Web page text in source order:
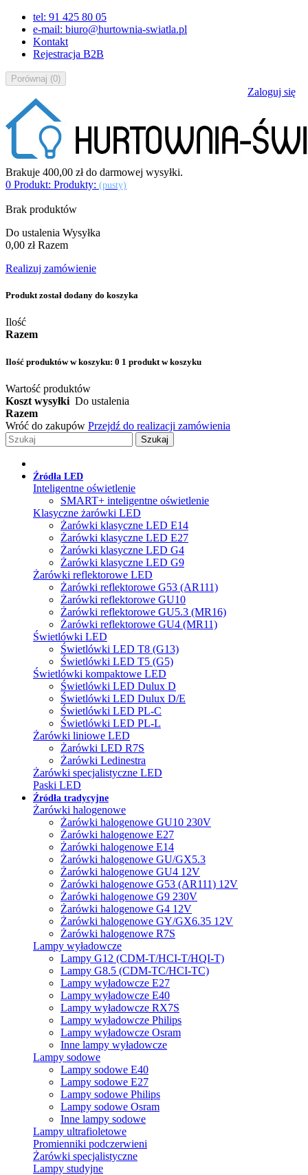
tel: 91 425 80 05
e-mail: biuro@hurtownia-swiatla.pl
Kontakt
Rejestracja B2B
Porównaj (0)
Zaloguj się
Brakuje 400,00 złdo darmowej wysyłki.
0 Produkt: Produkty: (pusty)
Brak produktów
Do ustalenia Wysyłka
0,00 zł Razem
Realizuj zamówienie
Produkt został dodany do koszyka
Ilość
Razem
Ilość produktów w koszyku: 0 1 produkt w koszyku
Wartość produktów
Koszt wysyłki Do ustalenia
Razem
Wróć do zakupów Przejdź do realizacji zamówienia
Szukaj
Źródła LED
Inteligentne oświetlenie
SMART+ inteligentne oświetlenie
Klasyczne żarówki LED
Żarówki klasyczne LED E14
Żarówki klasyczne LED E27
Żarówki klasyczne LED G4
Żarówki klasyczne LED G9
Żarówki reflektorowe LED
Żarówki reflektorowe G53 (AR111)
Żarówki reflektorowe GU10
Żarówki reflektorowe GU5.3 (MR16)
Żarówki reflektorowe GU4 (MR11)
Świetlówki LED
Świetlówki LED T8 (G13)
Świetlówki LED T5 (G5)
Świetlówki kompaktowe LED
Świetlówki LED Dulux D
Świetlówki LED Dulux D/E
Świetlówki LED PL-C
Świetlówki LED PL-L
Żarówki liniowe LED
Żarówki LED R7S
Żarówki Ledinestra
Żarówki specjalistyczne LED
Paski LED
Źródła tradycyjne
Żarówki halogenowe
Żarówki halogenowe GU10 230V
Żarówki halogenowe E27
Żarówki halogenowe E14
Żarówki halogenowe GU/GX5.3
Żarówki halogenowe GU4 12V
Żarówki halogenowe G53 (AR111) 12V
Żarówki halogenowe G9 230V
Żarówki halogenowe G4 12V
Żarówki halogenowe GY/GX6.35 12V
Żarówki halogenowe R7S
Lampy wyładowcze
Lampy G12 (CDM-T/HCI-T/HQI-T)
Lampy G8.5 (CDM-TC/HCI-TC)
Lampy wyładowcze E27
Lampy wyładowcze E40
Lampy wyładowcze RX7S
Lampy wyładowcze Philips
Lampy wyładowcze Osram
Inne lampy wyładowcze
Lampy sodowe
Lampy sodowe E40
Lampy sodowe E27
Lampy sodowe Philips
Lampy sodowe Osram
Inne lampy sodowe
Lampy ultrafioletowe
Promienniki podczerwieni
Żarówki specjalistyczne
Lampy studyjne